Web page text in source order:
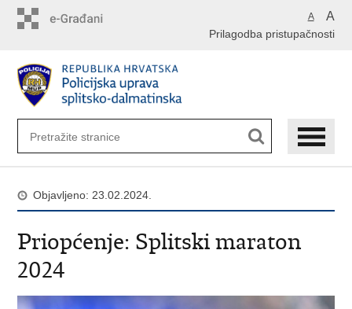
A A
Prilagodba pristupačnosti
Objavljeno: 23.02.2024.
Priopćenje: Splitski maraton
2024